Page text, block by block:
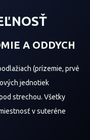
A ODDYCH
(prízemie, prvé
jednotiek
strechou. Všetky
v suteréne